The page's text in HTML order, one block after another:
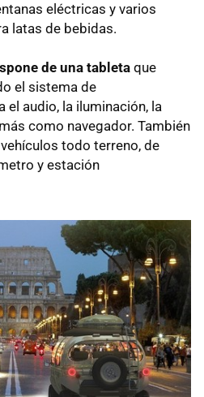
eléctricas y varios
latas de bebidas.
de una tableta que
el sistema de
audio, la iluminación, la
como navegador. También
todo terreno, de
y estación